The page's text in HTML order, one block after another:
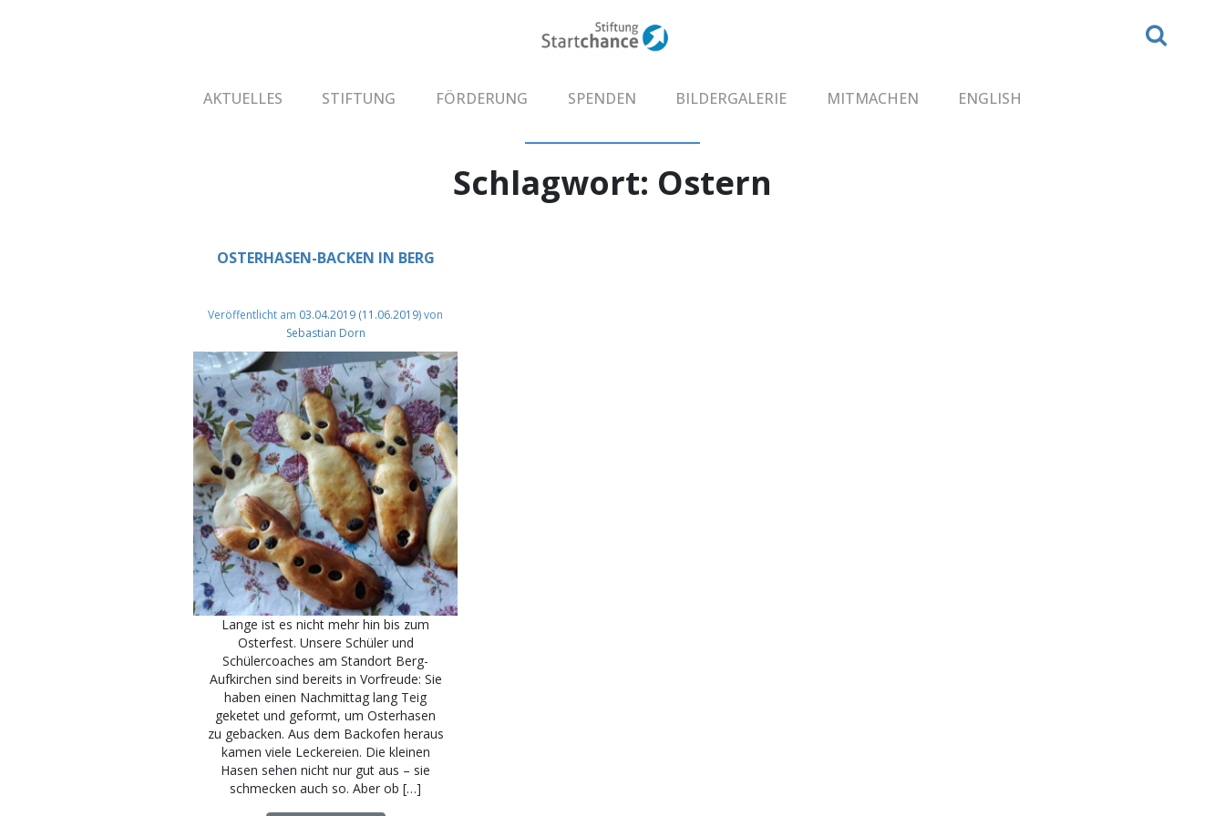
AKTUELLES STIFTUNG FÖRDERUNG SPENDEN BILDERGALERIE MITMACHEN ENGLISH
Schlagwort: Ostern
OSTERHASEN-BACKEN IN BERG
Veröffentlicht am 03.04.2019 (11.06.2019)von
Sebastian Dorn
Lange ist es nicht mehr hin bis zum
Osterfest. Unsere Schüler und
Schülercoaches am Standort Berg-
Aufkirchen sind bereits in Vorfreude: Sie
haben einen Nachmittag lang Teig
geketet und geformt, um Osterhasen
zu gebacken. Aus dem Backofen heraus
kamen viele Leckereien. Die kleinen
Hasen sehen nicht nur gut aus – sie
schmecken auch so. Aber ob […]